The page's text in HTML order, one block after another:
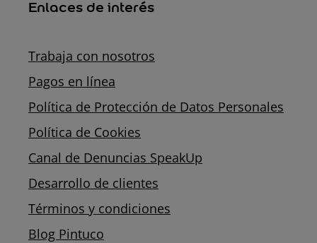
Enlaces de interés
Trabaja con nosotros
Pagos en línea
Política de Protección de Datos Personales
Política de Cookies
Canal de Denuncias SpeakUp
Desarrollo de clientes
Términos y condiciones
Blog Pintuco